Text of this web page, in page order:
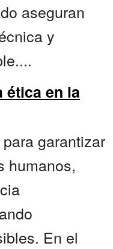
aseguran
y
ética en la
garantizar
humanos,
En el